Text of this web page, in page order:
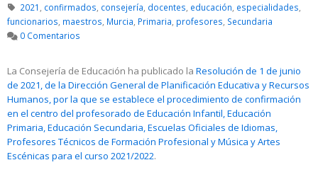
2021
confirmados consejería docentes educación especialidades
funcionarios, maestros, Murcia, Primaria, profesores, Secundaria
0 Comentarios
La Consejería de Educación ha publicado la Resolución de 1 de junio
de 2021, de la Dirección General de Planificación Educativa y Recursos
Humanos, por la que se establece el procedimiento de confirmación
en el centro del profesorado de Educación Infantil, Educación
Primaria, Educación Secundaria, Escuelas Oficiales de Idiomas,
Profesores Técnicos de Formación Profesional y Música y Artes
Escénicas para el curso 2021/2022.